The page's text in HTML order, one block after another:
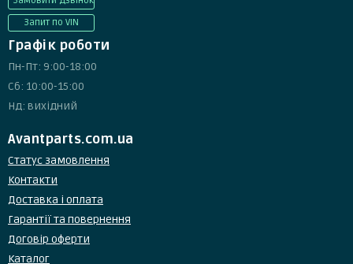
Запит по VIN
Графік роботи
Пн-Пт: 9:00-18:00
Сб: 10:00-15:00
Нд: вихідний
Avantparts.com.ua
Статус замовлення
Контакти
Доставка і оплата
Гарантії та повернення
Договір оферти
Каталог